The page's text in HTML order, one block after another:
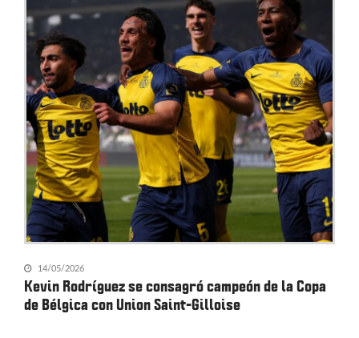
14/05/2026
Kevin Rodríguez se consagró campeón de la Copa
de Bélgica con Union Saint-Gilloise